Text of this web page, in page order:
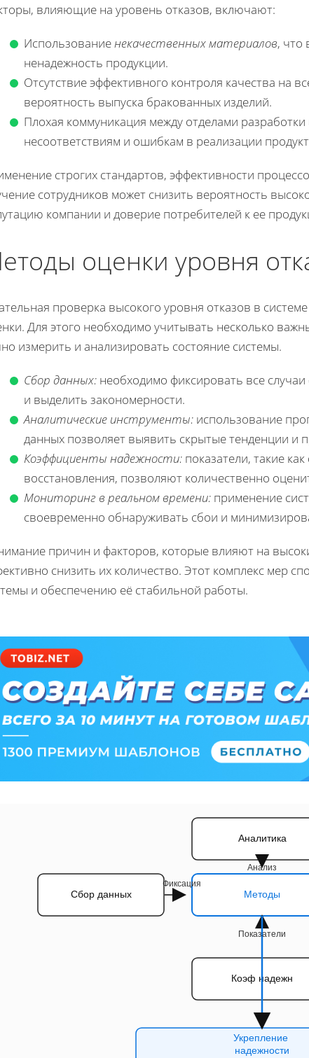
влияющие на уровень отказов, включают:
Использованиенекачественных материалов, что
ненадежность продукции.
Отсутствие эффективного контроля качества на
вероятность выпуска бракованных изделий.
Плохая коммуникация между отделами
несоответствиям и ошибкам в реализации
строгих стандартов, эффективности
сотрудников может снизить вероятность
компании и доверие потребителей к ее
оценки уровня
проверка высокого уровня отказов в
Для этого необходимо учитывать несколько
измерить и анализировать состояние системы.
Сбор данных: необходимо фиксировать все
и выделить закономерности.
Аналитические инструменты: использование
данных позволяет выявить скрытые тенденции и
Коэффициенты надежности: показатели, такие
восстановления, позволяют количественно
Мониторинг в реальном времени: применение
своевременно обнаруживать сбои и
причин и факторов, которые влияют на
снизить их количество. Этот комплекс мер
и обеспечению её стабильной работы.
Оценка
Аналитика
Сбор данных Методы
Коэф надежн
Укрепление
надежности
Анализ
Фиксация
Показатели